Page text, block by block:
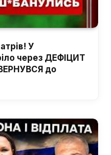
У
через ДЕФІЦИТ
до